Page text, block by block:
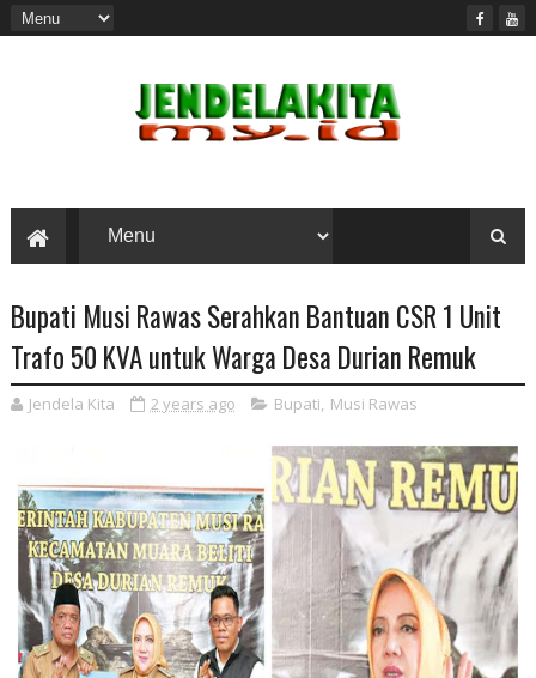
Bupati Musi Rawas Serahkan Bantuan CSR 1 Unit
Trafo 50 KVA untuk Warga Desa Durian Remuk
Jendela Kita 2 years ago Bupati, Musi Rawas